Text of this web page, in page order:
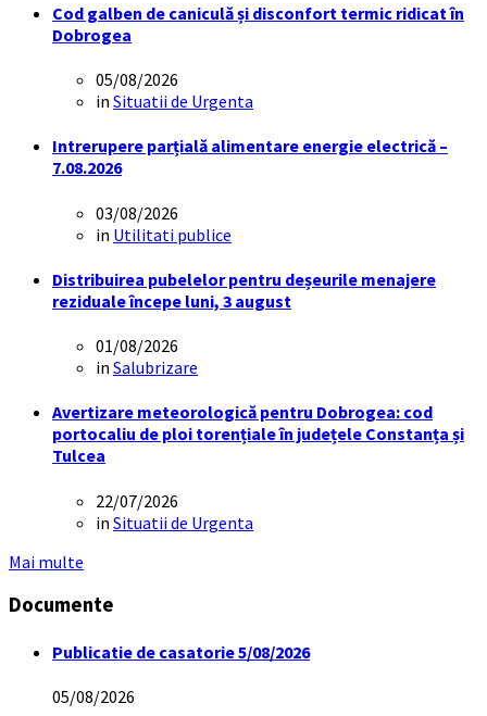
Cod galben de caniculă și disconfort termic ridicat în
Dobrogea
05/08/2026
in Situatii de Urgenta
Intrerupere parțială alimentare energie electrică –
7.08.2026
03/08/2026
in Utilitati publice
Distribuirea pubelelor pentru deșeurile menajere
reziduale începe luni, 3 august
01/08/2026
in Salubrizare
Avertizare meteorologică pentru Dobrogea: cod
portocaliu de ploi torențiale în județele Constanța și
Tulcea
22/07/2026
in Situatii de Urgenta
Mai multe
Documente
Publicatie de casatorie 5/08/2026
05/08/2026